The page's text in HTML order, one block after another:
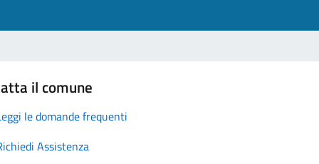
il comune
le domande frequenti
Assistenza